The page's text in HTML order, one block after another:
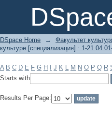
Filter by: Subject
DSpace Home →
Факультет
культуре [специализация] : 1-21 04
A B C D E F G H J K L M N O P Q R
Starts with
Results Per Page: